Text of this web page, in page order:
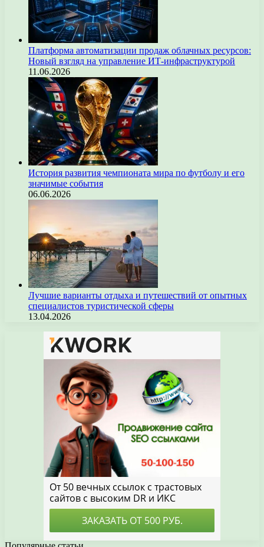
Платформа автоматизации продаж облачных ресурсов:
Новый взгляд на управление ИТ-инфраструктурой
11.06.2026
История развития чемпионата мира по футболу и его
значимые события
06.06.2026
Лучшие варианты отдыха и путешествий от опытных
специалистов туристической сферы
13.04.2026